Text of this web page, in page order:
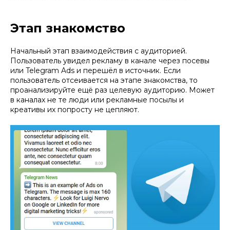
Этап знакомство
Начальный этап взаимодействия с аудиторией.
Пользователь увидел рекламу в канале через посевы
или Telegram Ads и перешёл в источник. Если
пользователь отсеивается на этапе знакомства, то
проанализируйте ещё раз целевую аудиторию. Может
в каналах не те люди или рекламные посылы и
креативы их попросту не цепляют.